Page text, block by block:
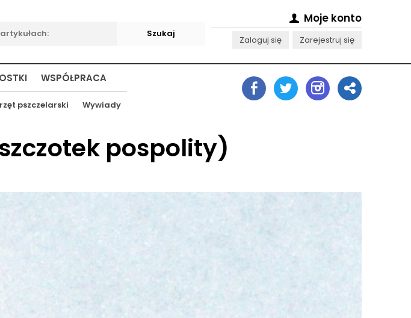
Moje konto
Zaloguj się Zarejestruj się
pszczelarski Wywiady
WSPÓŁPRACA
pospolity)